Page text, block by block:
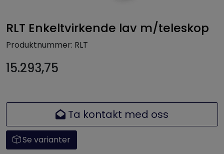
RLT Enkeltvirkende lav m/teleskop
Produktnummer: RLT
15.293,75
Ta kontakt med oss
Se varianter